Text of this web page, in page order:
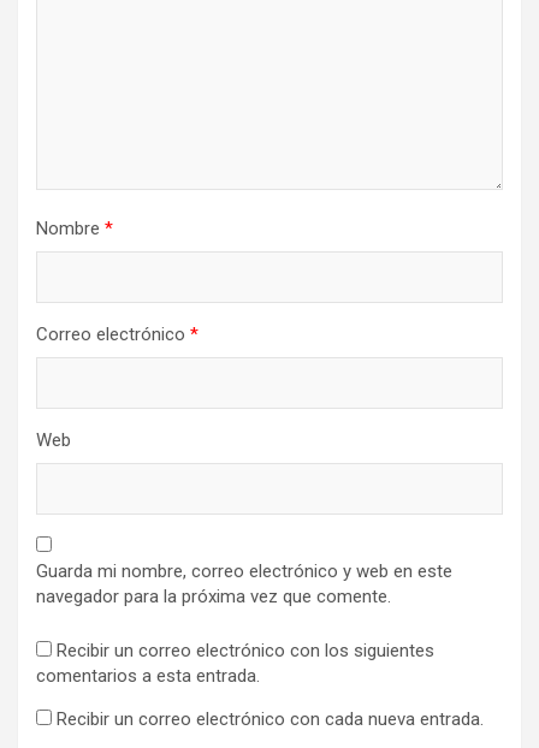
Nombre *
Correo electrónico *
Web
Guarda mi nombre, correo electrónico y web en este
navegador para la próxima vez que comente.
Recibir un correo electrónico con los siguientes
comentarios a esta entrada.
Recibir un correo electrónico con cada nueva entrada.